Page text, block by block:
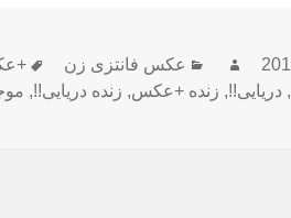
نویسندهدسته‌ها
عکس فانتزی زن
, دریایی!!, زنده +عکس, زنده دریایی!!,